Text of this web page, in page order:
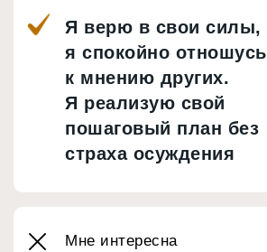
Мне интересна
Я верю в свои силы,
я спокойно отношусь
к мнению других.
Я реализую свой
пошаговый план без
страха осуждения